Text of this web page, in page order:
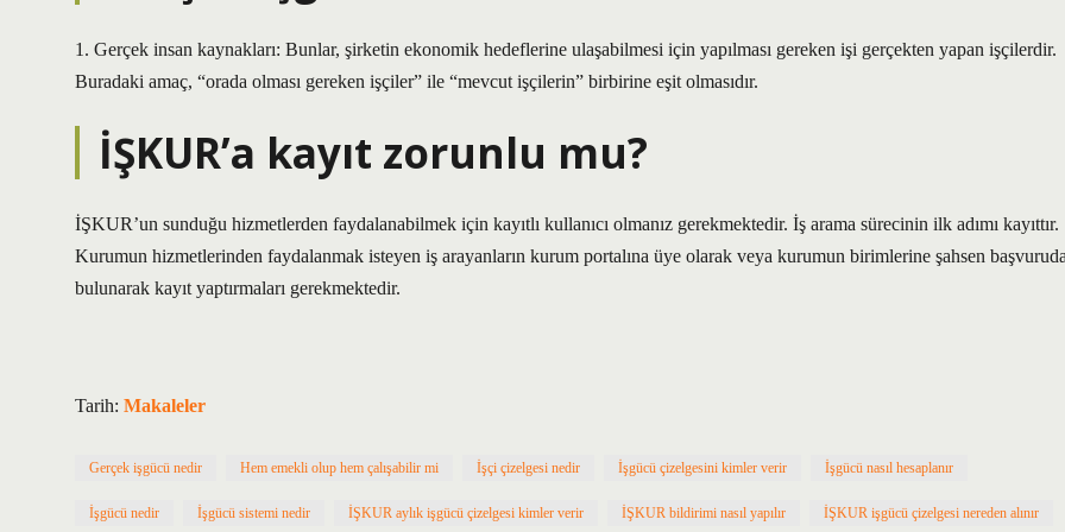
1. Gerçek insan kaynakları: Bunlar, şirketin ekonomik hedeflerine ulaşabilmesi için yapılması gereken işi gerçekten yapan işçilerdir.
Buradaki amaç, “orada olması gereken işçiler” ile “mevcut işçilerin” birbirine eşit olmasıdır.
İŞKUR’a kayıt zorunlu mu?
İŞKUR’un sunduğu hizmetlerden faydalanabilmek için kayıtlı kullanıcı olmanız gerekmektedir. İş arama sürecinin ilk adımı kayıttır.
Kurumun hizmetlerinden faydalanmak isteyen iş arayanların kurum portalına üye olarak veya kurumun birimlerine şahsen
bulunarak kayıt yaptırmaları gerekmektedir.
Tarih: Makaleler
Gerçek işgücü nedir Hem emekli olup hem çalışabilir mi İşçi çizelgesi nedir İşgücü çizelgesini kimler verir İşgücü nasıl hesaplanır
İşgücü nedir İşgücü sistemi nedir İŞKUR aylık işgücü çizelgesi kimler verir İŞKUR bildirimi nasıl yapılır İŞKUR işgücü çizelgesi nereden alınır